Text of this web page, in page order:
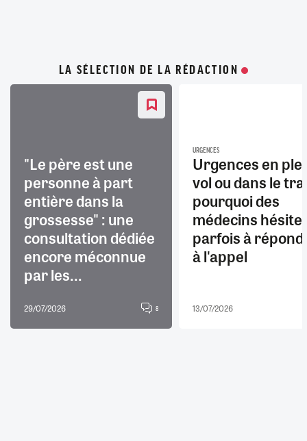
LA SÉLECTION DE LA RÉDACTION
"Le père est une
personne à part
entière dans la
grossesse" : une
consultation dédiée
encore méconnue
par les...
29/07/2026 8
URGENCES
Urgences en
vol ou dans le
pourquoi des
médecins
parfois à
à l'appel
13/07/2026